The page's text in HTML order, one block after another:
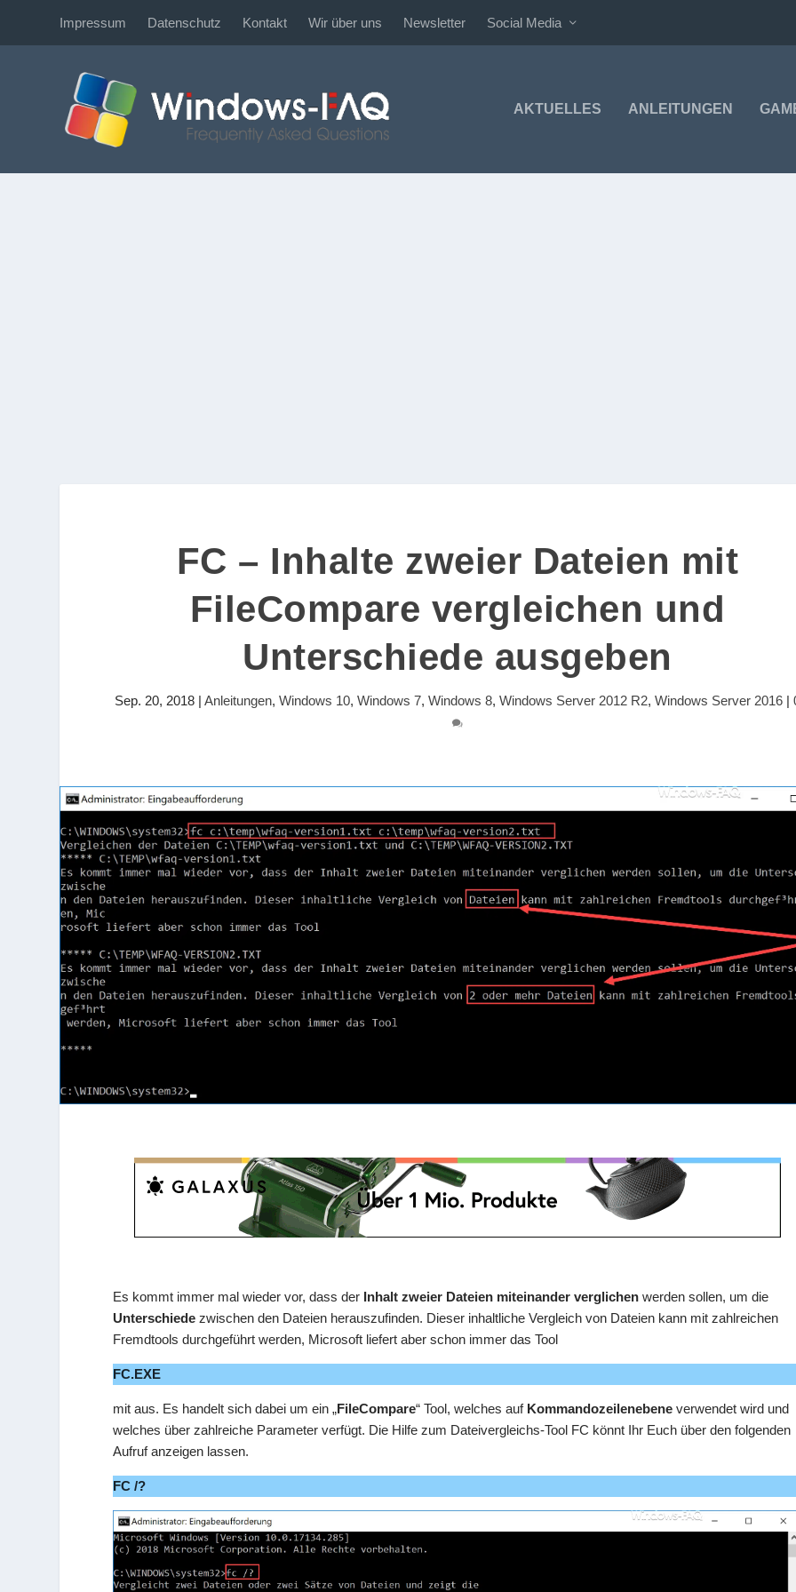
Impressum Datenschutz Kontakt Wir über uns Newsletter Social Media
AKTUELLES ANLEITUNGEN
FC – Inhalte zweier Dateien mit
FileCompare vergleichen und
Unterschiede ausgeben
Sep. 20, 2018| Anleitungen, Windows 10, Windows 7, Windows 8, Windows Server 2012 R2, Windows Server 2016|
Es kommt immer mal wieder vor, dass der Inhalt zweier Dateien miteinander verglichen werden sollen, um die
Unterschiede zwischen den Dateien herauszufinden. Dieser inhaltliche Vergleich von Dateien kann mit zahlreichen
Fremdtools durchgeführt werden, Microsoft liefert aber schon immer das Tool
FC.EXE
mit aus. Es handelt sich dabei um ein „FileCompare“ Tool, welches auf Kommandozeilenebene verwendet wird und
welches über zahlreiche Parameter verfügt. Die Hilfe zum Dateivergleichs-Tool FC könnt Ihr Euch über den folgenden
Aufruf anzeigen lassen.
FC /?